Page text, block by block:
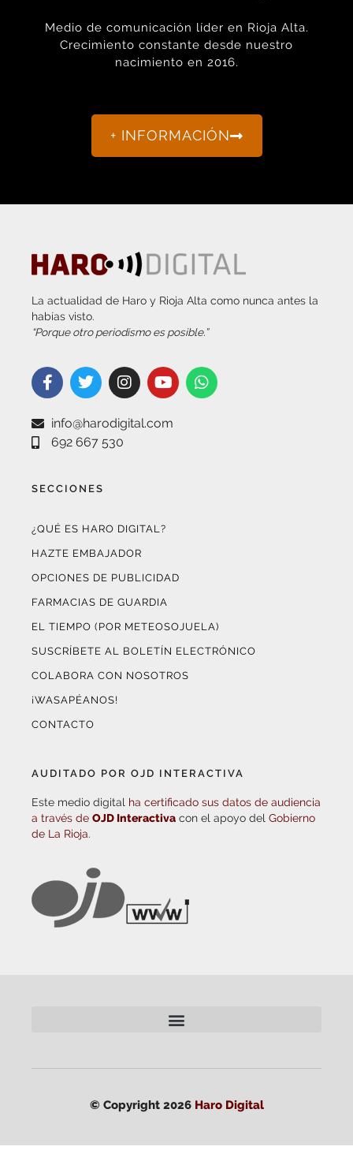
Medio de comunicación líder en Rioja Alta.
Crecimiento constante desde nuestro
nacimiento en 2016.
+ INFORMACIÓN
La actualidad de Haro y Rioja Alta como nunca antes la
habías visto.
“Porque otro periodismo es posible.”
info@harodigital.com
692 667 530
SECCIONES
¿QUÉ ES HARO DIGITAL?
HAZTE EMBAJADOR
OPCIONES DE PUBLICIDAD
FARMACIAS DE GUARDIA
EL TIEMPO (POR METEOSOJUELA)
SUSCRÍBETE AL BOLETÍN ELECTRÓNICO
COLABORA CON NOSOTROS
¡WASAPÉANOS!
CONTACTO
AUDITADO POR OJD INTERACTIVA
Este medio digital ha certificado sus datos de audiencia
a través de OJD Interactiva con el apoyo del Gobierno
de La Rioja.
© Copyright 2026 Haro Digital